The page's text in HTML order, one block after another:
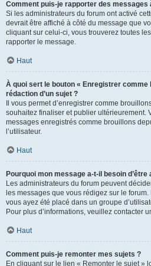
Comment puis-je rapporter des messages
Si les administrateurs du forum ont activé
devrait être affiché à côté du message que
cliquant sur celui-ci, vous trouverez toutes
rapporter le message.
Haut
À quoi sert le bouton « Enregistrer
rédaction d’un sujet ?
Il vous permet d’enregistrer comme
souhaitez finaliser et publier ultérieurement.
messages enregistrés comme brouillons
l’utilisateur.
Haut
Pourquoi mon message a-t-il besoin d’être
Les administrateurs du forum peuvent
les messages que vous rédigez sur le
vous ayez été placé dans un groupe
Pour plus d’informations, veuillez contacter
Haut
Comment puis-je remonter mes sujets ?
En cliquant sur le lien « Remonter le sujet »